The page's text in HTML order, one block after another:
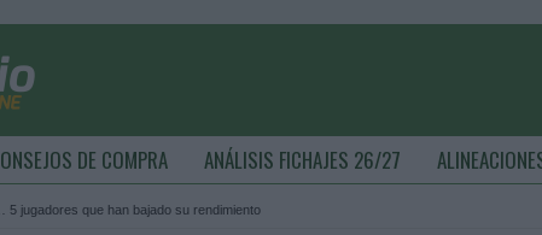
DE COMPRA ANÁLISIS FICHAJES 26/27
5 jugadores que han bajado su rendimiento